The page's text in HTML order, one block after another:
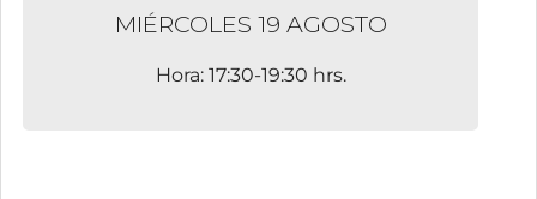
MIÉRCOLES 19 AGOSTO
Hora: 17:30-19:30 hrs.